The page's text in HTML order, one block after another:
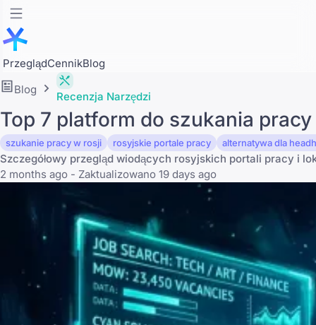
PrzeglądCennikBlog
Blog
Recenzja Narzędzi
Top 7 platform do szukania
szukanie pracy w rosji rosyjskie portale pracy alternatywa dla
Szczegółowy przegląd wiodących rosyjskich portali pracy i
2 months ago - Zaktualizowano 19 days ago